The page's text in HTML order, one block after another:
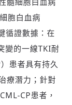
胞白血病
循證數據：在
變的一線TKI耐
患者具有持久
療潛力；針對
CP患者，